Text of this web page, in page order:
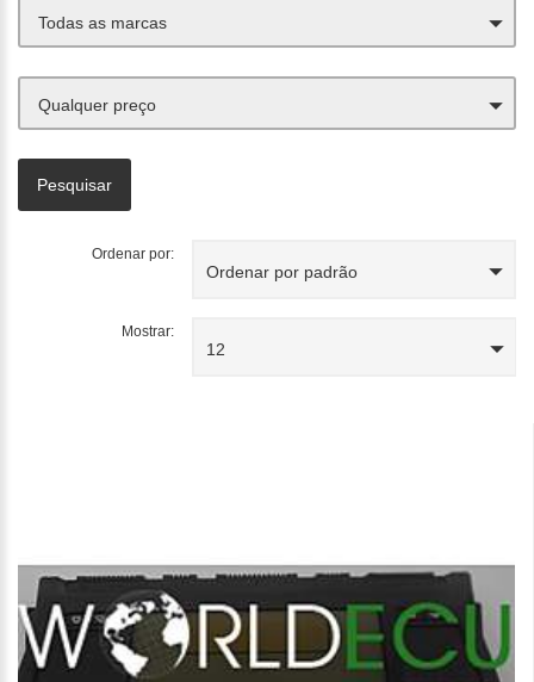
Todas as marcas
Qualquer preço
Ordenar por:
Ordenar por padrão
Mostrar:
12